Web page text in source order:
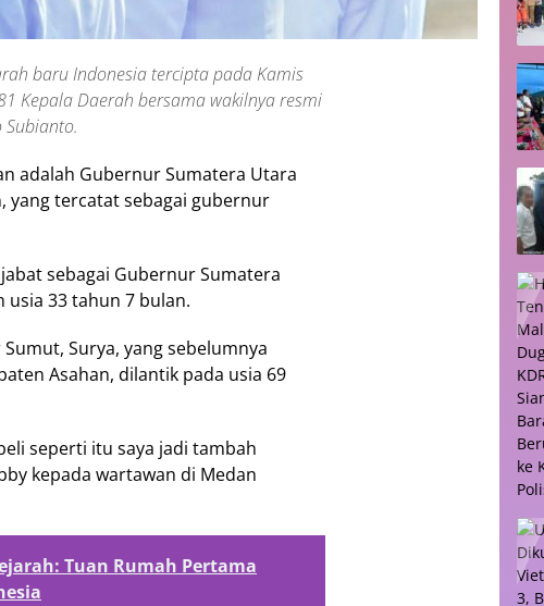
baru Indonesia tercipta pada Kamis
Kepala Daerah bersama wakilnya resmi
adalah Gubernur Sumatera Utara
yang tercatat sebagai gubernur
sebagai Gubernur Sumatera
usia 33 tahun 7 bulan.
Surya, yang sebelumnya
Asahan, dilantik pada usia 69
seperti itu saya jadi tambah
kepada wartawan di Medan
Tuan Rumah Pertama